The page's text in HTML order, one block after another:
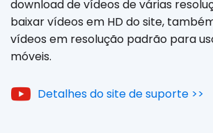
download de vídeos de várias
baixar vídeos em HD do site,
vídeos em resolução padrão para
móveis.
Detalhes do site de suporte >>